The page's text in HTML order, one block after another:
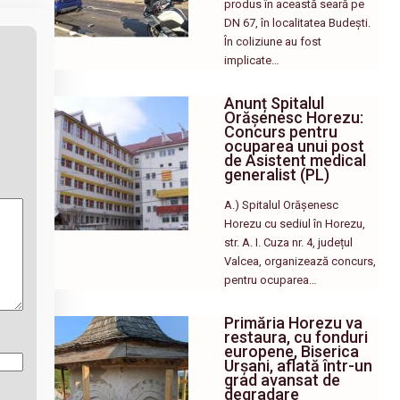
produs în această seară pe
DN 67, în localitatea Budești.
În coliziune au fost
implicate…
Anunț Spitalul
Orășenesc Horezu:
Concurs pentru
ocuparea unui post
de Asistent medical
generalist (PL)
A.) Spitalul Orășenesc
Horezu cu sediul în Horezu,
str. A. I. Cuza nr. 4, județul
Valcea, organizează concurs,
pentru ocuparea…
Primăria Horezu va
restaura, cu fonduri
europene, Biserica
Urșani, aflată într-un
grad avansat de
degradare